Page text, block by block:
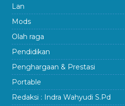
Lan
Mods
Olah raga
Pendidikan
Penghargaan & Prestasi
Portable
Redaksi : Indra Wahyudi S.Pd